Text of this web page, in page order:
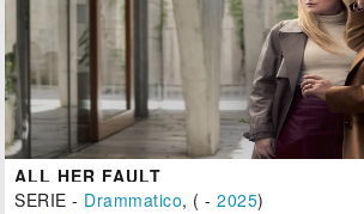
ALL HER FAULT
SERIE - Drammatico, ( -2025)